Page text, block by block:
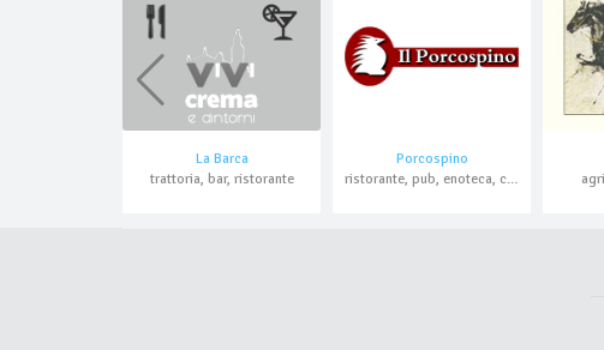
La Barca
trattoria, bar, ristorante
Porcospino
ristorante, pub, enoteca, cocktail bar